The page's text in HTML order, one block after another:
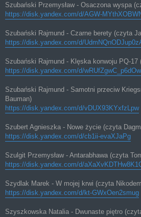
Szubański Przemysław - Osaczona wyspa
https://disk.yandex.com/d/AGW-
Szubański Rajmund - Czarne berety (czyta
https://disk.yandex.com/d/
Szubański Rajmund - Klęska konwoju PQ-17
https://disk.yandex.com/d/wRUfZgwC_p6dOw
Szubański Rajmund - Samotni przeciw
Bauman)
https://disk.yandex.com/d/vDUX93KYxfzLpw
Szubert Agnieszka - Nowe życie (czyta
https://disk.yandex.com/d/cb1ii-evaXJaPg
Szulgit Przemysław - Antarabhawa (czyta
https://disk.yandex.com/d/
Szydlak Marek - W mojej krwi (czyta
https://disk.yandex.com/d/kt-GWxOen2smug
Szyszkowska Natalia - Dwunaste piętro